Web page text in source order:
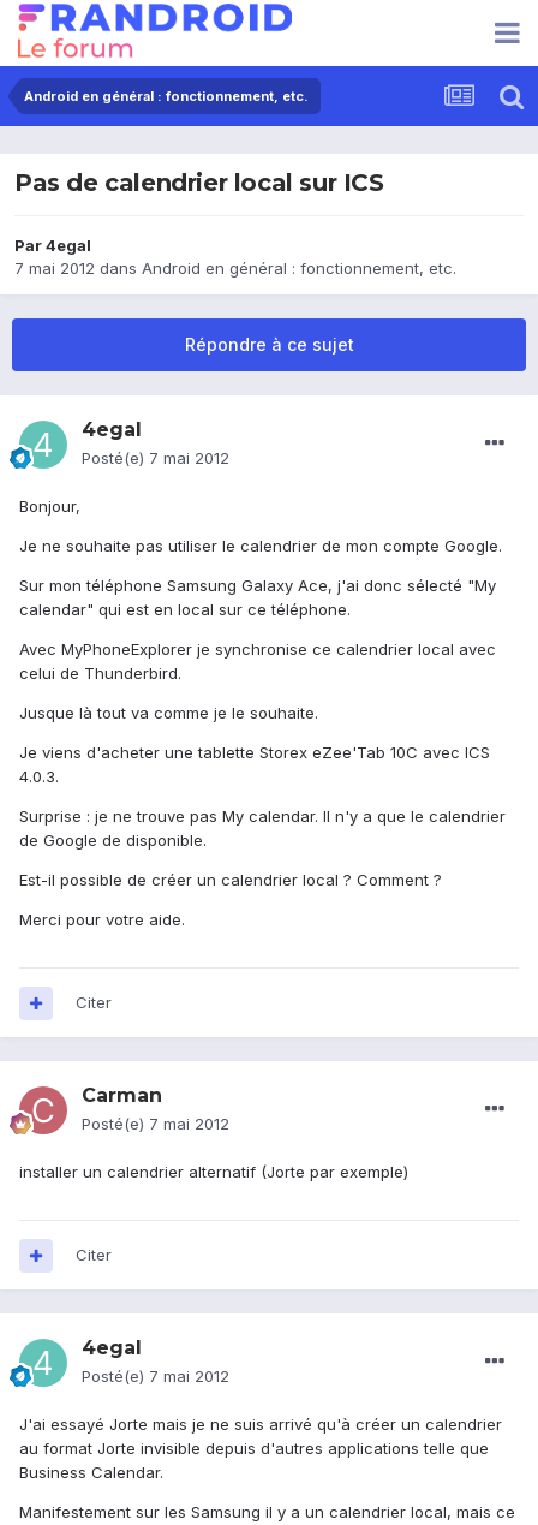
Android en général : fonctionnement, etc.
Pas de calendrier local sur ICS
Par4egal
7 mai 2012 dans Android en général : fonctionnement, etc.
Répondre à ce sujet
4egal
Posté(e) 7 mai 2012
Bonjour,
Je ne souhaite pas utiliser le calendrier de mon compte Google.
Sur mon téléphone Samsung Galaxy Ace, j'ai donc sélecté "My
calendar" qui est en local sur ce téléphone.
Avec MyPhoneExplorer je synchronise ce calendrier local avec
celui de Thunderbird.
Jusque là tout va comme je le souhaite.
Je viens d'acheter une tablette Storex eZee'Tab 10C avec ICS
4.0.3.
Surprise : je ne trouve pas My calendar. Il n'y a que le calendrier
de Google de disponible.
Est-il possible de créer un calendrier local ? Comment ?
Merci pour votre aide.
Citer
Carman
Posté(e) 7 mai 2012
installer un calendrier alternatif (Jorte par exemple)
Citer
4egal
Posté(e) 7 mai 2012
J'ai essayé Jorte mais je ne suis arrivé qu'à créer un calendrier
au format Jorte invisible depuis d'autres applications telle que
Business Calendar.
Manifestement sur les Samsung il y a un calendrier local, mais ce